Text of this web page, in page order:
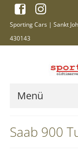
Sporting Cars | Sankt
430143
Menü
Saab 900